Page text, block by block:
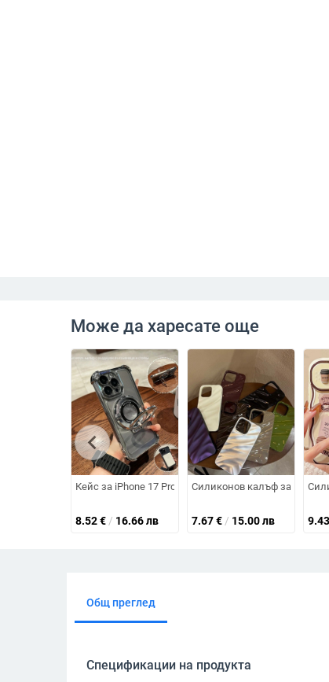
Може да харесате още
Кейс за iPhone 17 Pro Max с магнитна поставка,
8.52€ / 16.66 лв
Силиконов калъф за iPhone
7.67€ / 15.00 лв 9.43
chevron_left
Общ преглед
Спецификации на продукта